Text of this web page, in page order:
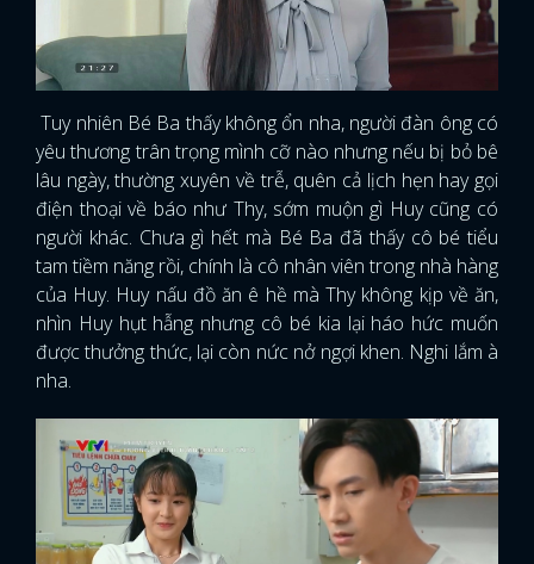
Tuy nhiên Bé Ba thấy không ổn nha, người đàn ông có
yêu thương trân trọng mình cỡ nào nhưng nếu bị bỏ bê
lâu ngày, thường xuyên về trễ, quên cả lịch hẹn hay gọi
điện thoại về báo như Thy, sớm muộn gì Huy cũng có
người khác. Chưa gì hết mà Bé Ba đã thấy cô bé tiểu
tam tiềm năng rồi, chính là cô nhân viên trong nhà hàng
của Huy. Huy nấu đồ ăn ê hề mà Thy không kịp về ăn,
nhìn Huy hụt hẫng nhưng cô bé kia lại háo hức muốn
được thưởng thức, lại còn nức nở ngợi khen. Nghi lắm à
nha.